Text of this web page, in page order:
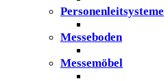
Personenleitsysteme
Messeboden
Messemöbel